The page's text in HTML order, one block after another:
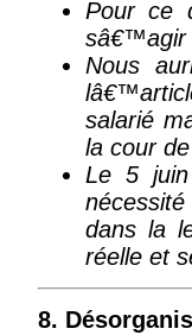
Pour ce
sâ€™agir
Nous
salarié
la cour
Le 5
dans la
réelle et
8.